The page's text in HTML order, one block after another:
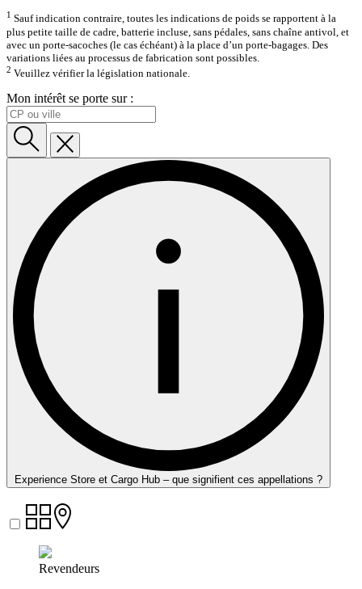
1 Sauf indication contraire, toutes les indications de poids se rapportent à la
plus petite taille de cadre, batterie incluse, sans pédales, sans chaîne antivol, et
avec un porte-sacoches (le cas échéant) à la place d’un porte-bagages. Des
variations liées au processus de fabrication sont possibles.
2 Veuillez vérifier la législation nationale.
Mon intérêt se porte sur :
Experience Store et Cargo Hub – que signifient ces appellations ?
Revendeurs